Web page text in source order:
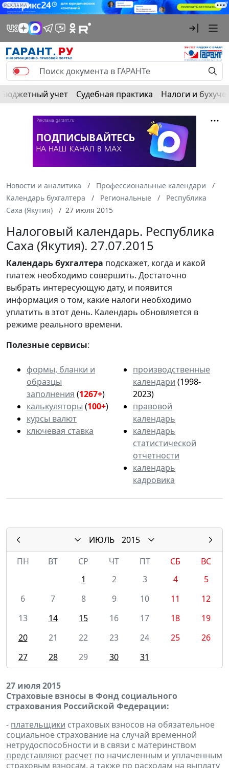
РЕКЛАМА
Бюджетный учет Судебная практика Налоги и
Новости и аналитика
Профессиональные календари
Календарь бухгалтера
Региональные
Республика
Саха (Якутия)
27 июля 2015
Налоговый календарь. Республика
Саха (Якутия). 27.07.2015
Календарьбухгалтера подскажет, когда и какой
платеж необходимо совершить. Достаточно
выбрать интересующую дату, и появится
информация о том, какие налоги необходимо
уплатить в этот день. Календарь обновляется в
режиме реального времени.
Полезные сервисы:
формы, бланки и
образцы
заполнения (1267+)
калькуляторы (100+)
курсы валют
ключевая ставка
производственные
календари (1998-
2023)
правовой
календарь
календарь
статистической
отчетности
календарь
кадровика
ИЮЛЬ
2015
ПН
ВТ СР ЧТ ПТ СБ
ВС
1
2 3 4
5
6
7 8 9 10 11
12
13
14 15 16 17 18
19
20
21 22 23 24 25
26
27
28 29 30 31
27 июля 2015
Страховые взносы в Фонд социального
страхования Российской Федерации:
- плательщики страховых взносов на обязательное
социальное страхование на случай временной
нетрудоспособности и в связи с материнством
представляют расчет по начисленным и уплаченным
страховым взносам, а также по расходам на выплату